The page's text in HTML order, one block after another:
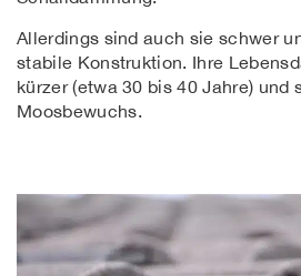
Allerdings sind auch sie schwer
stabile Konstruktion. Ihre
kürzer (etwa 30 bis 40 Jahre) und
Moosbewuchs.